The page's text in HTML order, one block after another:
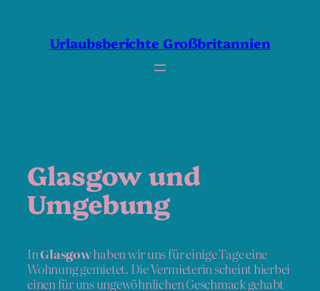
springenUrlaubsberichte Großbritannien
Glasgow und
Umgebung
InGlasgowhaben wir uns für einige Tage eine
Wohnung gemietet. Die Vermieterin scheint hierbei
einen für uns ungewöhnlichen Geschmack gehabt